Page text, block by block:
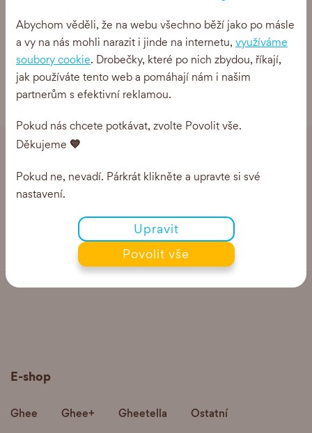
0 Kč
E-shop
Ghee Ghee+ Gheetella Ostatní
Abychom věděli, že na webu všechno běží jako po másle
a vy na nás mohli narazit i jinde na internetu, využíváme
soubory cookie. Drobečky, které po nich zbydou, říkají,
jak používáte tento web a pomáhají nám i našim
partnerům s efektivní reklamou.
Pokud nás chcete potkávat, zvolte Povolit vše.
Děkujeme 💙
Pokud ne, nevadí. Párkrát klikněte a upravte si své
nastavení.
Upravit
Povolit vše